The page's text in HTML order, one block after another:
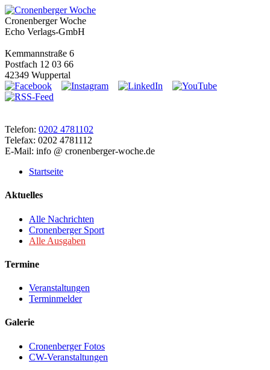
Cronenberger Woche
Echo Verlags-GmbH
Kemmannstraße 6
Postfach 12 03 66
42349 Wuppertal
Telefon: 0202 4781102
Telefax: 0202 4781112
E-Mail: info @ cronenberger-woche.de
Startseite
Aktuelles
Alle Nachrichten
Cronenberger Sport
Alle Ausgaben
Termine
Veranstaltungen
Terminmelder
Galerie
Cronenberger Fotos
CW-Veranstaltungen